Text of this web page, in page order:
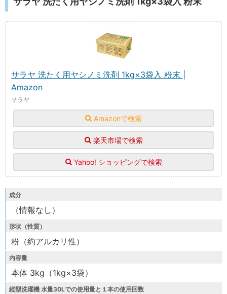
サラヤ 洗たく用ヤシノミ洗剤 1kg×3袋入 粉末 |
Amazon
サラヤ
Amazonで検索
楽天市場で検索
Yahoo! ショッピングで検索
成分
（情報なし）
形状（性質）
粉（約アルカリ性）
内容量
本体 3kg（1kg×3袋）
縦型洗濯機 水量30Lでの使用量と１本の使用回数